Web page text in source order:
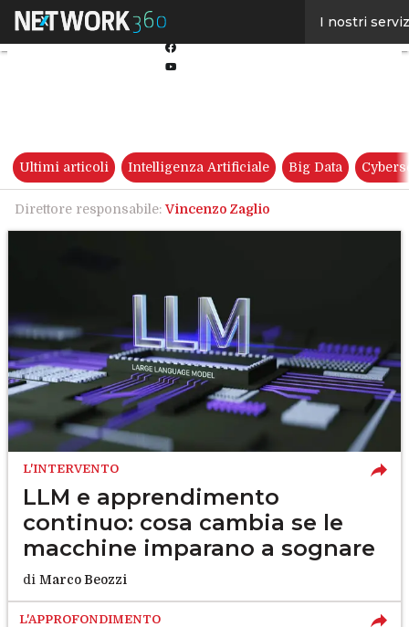
I nostri
Facebook
Ultimi articoli Intelligenza Artificiale Big Data
Direttore responsabile: Vincenzo Zaglio
L'INTERVENTO
LLM e apprendimento
continuo: cosa cambia se le
macchine imparano a sognare
di Marco Beozzi
L'APPROFONDIMENTO